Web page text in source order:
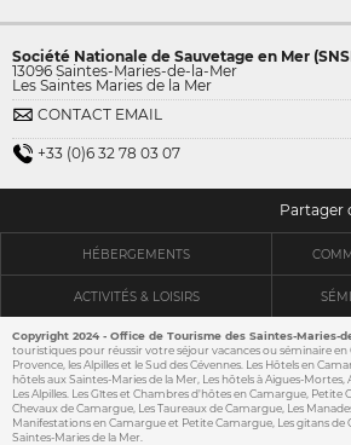
Société Nationale de Sauvetage en Mer
13096 Saintes-Maries-de-la-Mer
Les Saintes Maries de la Mer
CONTACT EMAIL
+33 (0)6 32 78 03 07
Partager
HÉBERGEMENTS
ACTIVITÉS & LOISIRS
Copyright 2024 - Office de Tourisme des Saintes-Maries-
touristiques pour réussir votre séjour vacances ou séminaire
Provence, les Alpilles et le Sud des Cévennes. Les Hôtels en
hôtels aux Saintes-Maries de la Mer, Les hôtels à Aigues-Mortes,
Les Alpilles. Les Gîtes et Chambres d'hôtes en Camargue, Petite
Chevaux de Camargue, Les Taureaux de Camargue, Les
Manifestations en Camargue et Petite Camargue, Les gitans de
Saintes-Maries de la Mer.